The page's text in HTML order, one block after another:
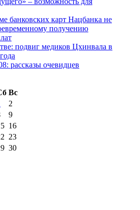
2015 г
№98 5 июля 2014 г(10)
г
г(14)
№99 4 августа
8 июля 2014 г
(11)
(12)
банковских карт Нацбанка не
получению
подвиг медиков Цхинвала в
рассказы очевидцев
Вс
2
9
16
23
30